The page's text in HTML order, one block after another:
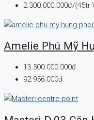
2.300.000.000đ/(45tr
Amelie Phú Mỹ
13.500.000.000đ
92.956.000đ